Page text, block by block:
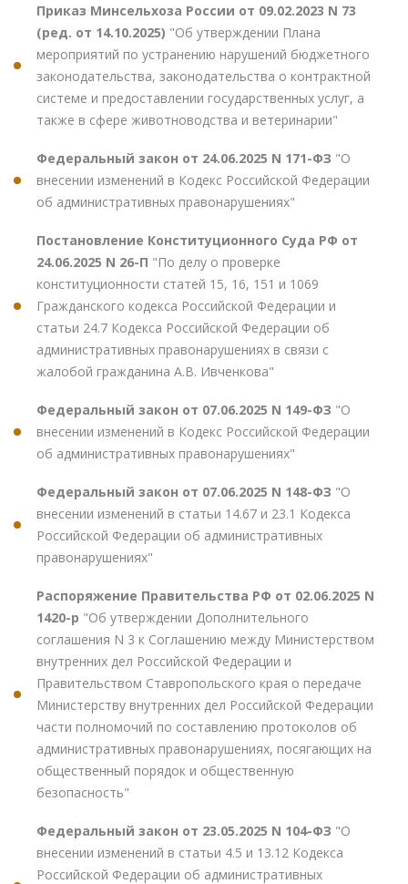
Приказ Минсельхоза России от 09.02.2023 N 73
(ред. от 14.10.2025) "Об утверждении Плана
мероприятий по устранению нарушений бюджетного
законодательства, законодательства о контрактной
системе и предоставлении государственных услуг, а
также в сфере животноводства и ветеринарии"
Федеральный закон от 24.06.2025 N 171-ФЗ "О
внесении изменений в Кодекс Российской Федерации
об административных правонарушениях"
Постановление Конституционного Суда РФ от
24.06.2025 N 26-П "По делу о проверке
конституционности статей 15, 16, 151 и 1069
Гражданского кодекса Российской Федерации и
статьи 24.7 Кодекса Российской Федерации об
административных правонарушениях в связи с
жалобой гражданина А.В. Ивченкова"
Федеральный закон от 07.06.2025 N 149-ФЗ "О
внесении изменений в Кодекс Российской Федерации
об административных правонарушениях"
Федеральный закон от 07.06.2025 N 148-ФЗ "О
внесении изменений в статьи 14.67 и 23.1 Кодекса
Российской Федерации об административных
правонарушениях"
Распоряжение Правительства РФ от 02.06.2025 N
1420-р "Об утверждении Дополнительного
соглашения N 3 к Соглашению между Министерством
внутренних дел Российской Федерации и
Правительством Ставропольского края о передаче
Министерству внутренних дел Российской Федерации
части полномочий по составлению протоколов об
административных правонарушениях, посягающих на
общественный порядок и общественную
безопасность"
Федеральный закон от 23.05.2025 N 104-ФЗ "О
внесении изменений в статьи 4.5 и 13.12 Кодекса
Российской Федерации об административных